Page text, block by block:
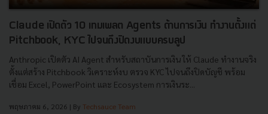
Claude เปิดตัว 10 เทมเพลต Agents ด้านการเงิน ทำงานตั้งแต่
Pitchbook, KYC ไปจนถึงปิดงบแบบครบลูป
Anthropic เปิดตัว AI Agent สำหรับสถาบันการเงิน ให้ Claude ทำงานจริง
ตั้งแต่สร้าง Pitchbook วิเคราะห์งบ ตรวจ KYC ไปจนถึงปิดบัญชี พร้อม
เชื่อม Excel, PowerPoint และ Ecosystem การเงินระ...
พฤษภาคม 6, 2026 | By Techsauce Team